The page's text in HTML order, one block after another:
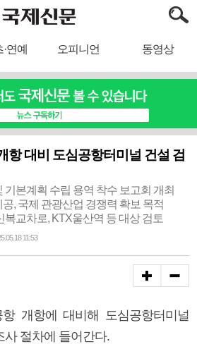
연예 오피니언 동영상
항 대비 도심공항터미널 건설 검
기본계획 수립 용역 착수 보고회 개최
, 국제 관광산업 경쟁력 확보 목적
복교차로, KTX울산역 등 대상 검토
11:53
개항에 대비해 도심공항터미널
사 절차에 들어간다.